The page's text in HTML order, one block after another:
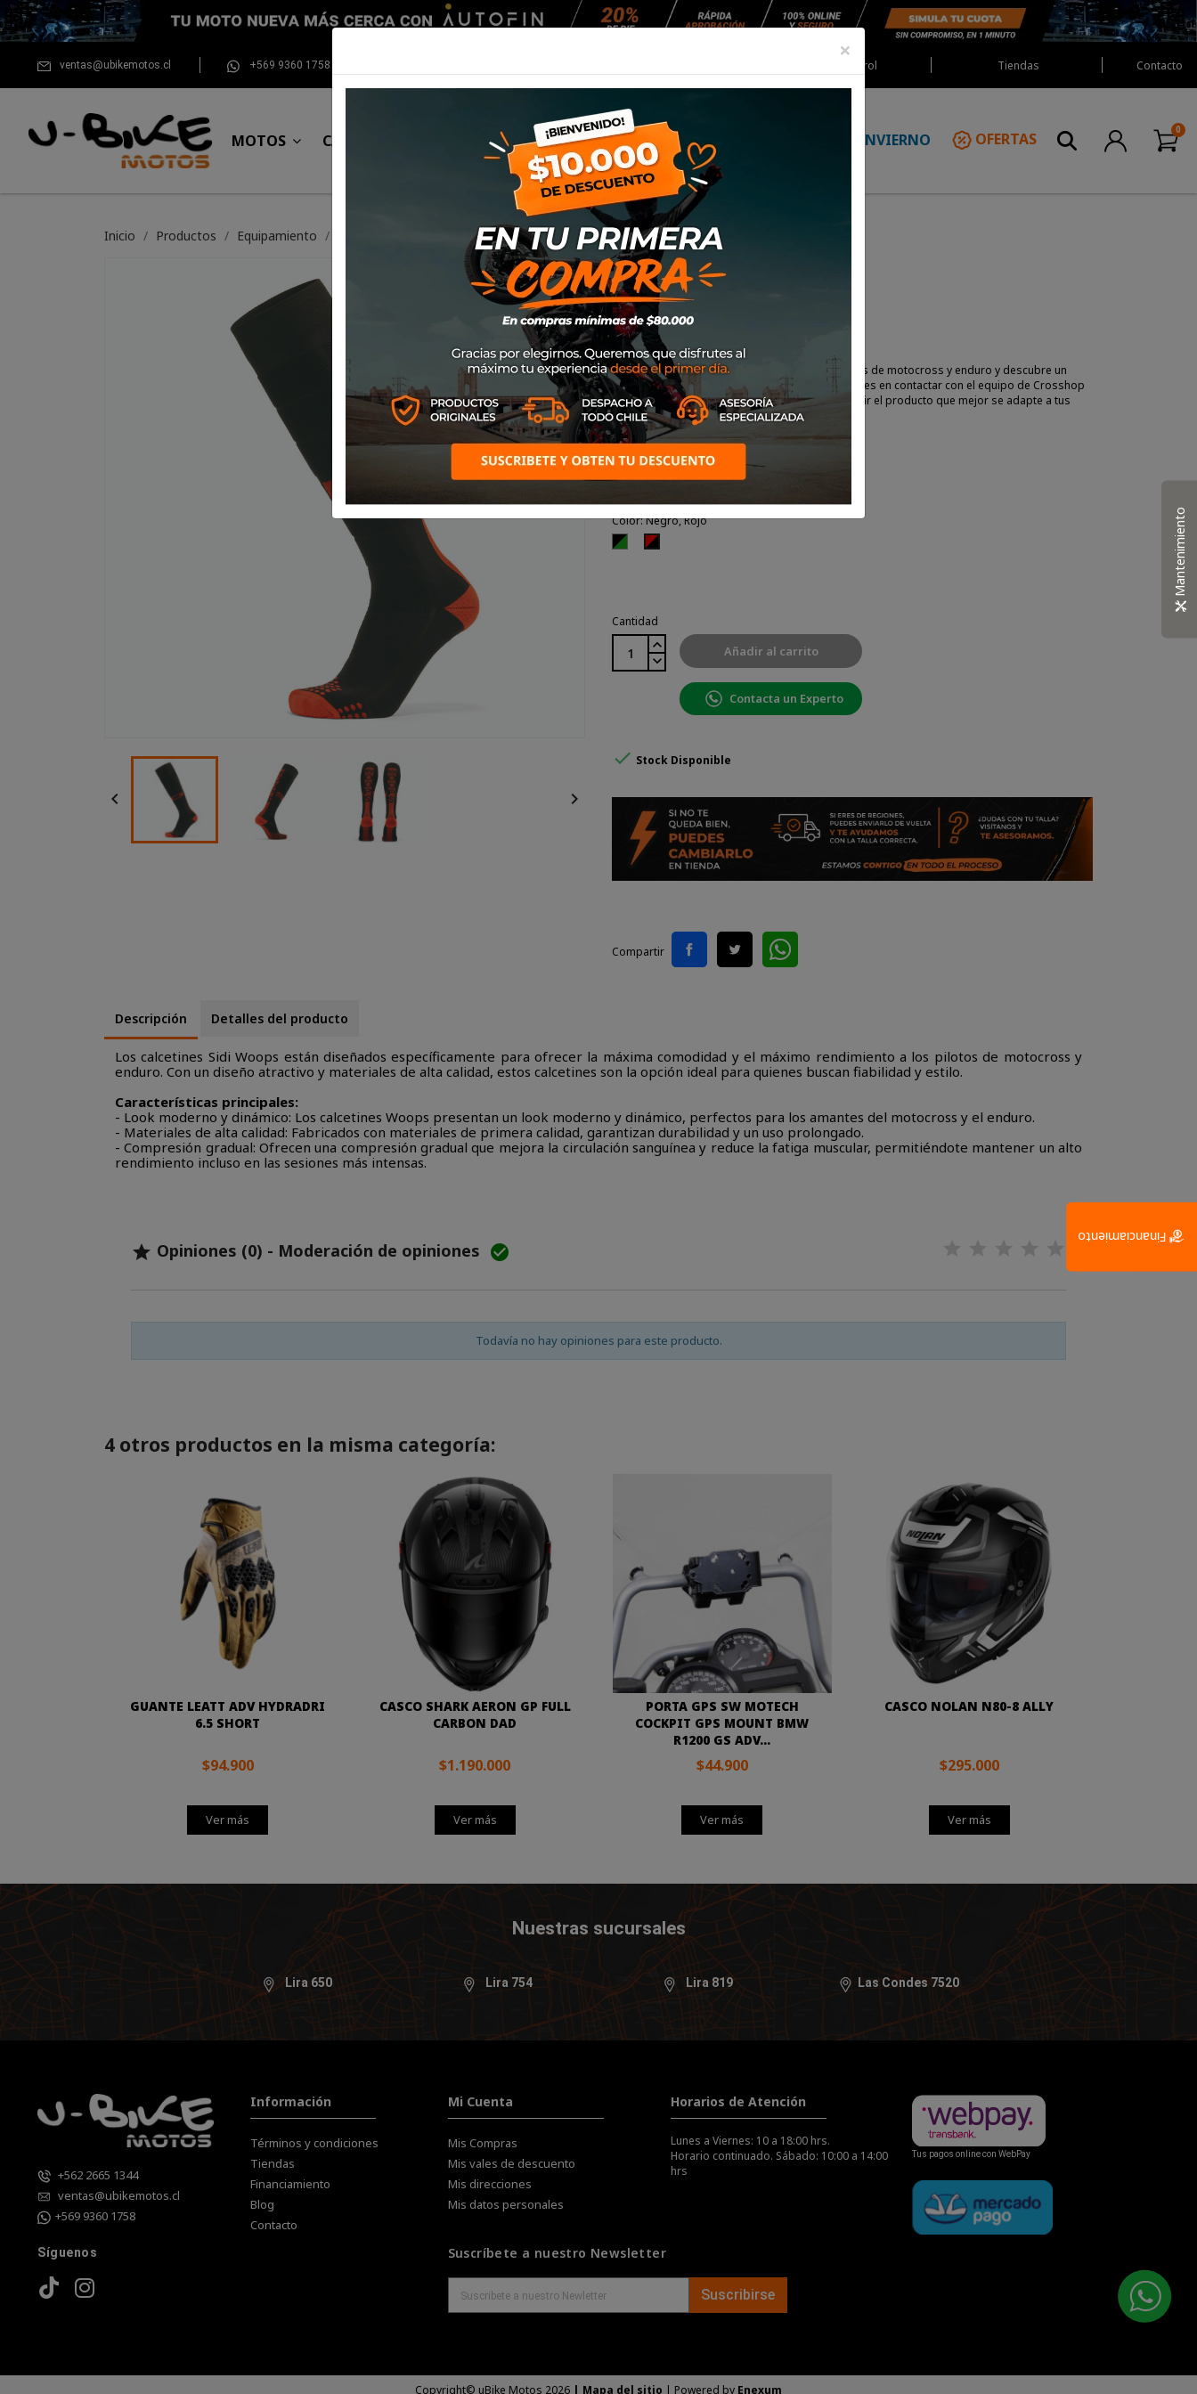
ventas@ubikemotos.cl +569 9360 1758 Red Castrol Tiendas Contacto
MOTOS CASCOS EQUIPAMIENTO NEUMÁTICOS MANTENCIÓN INVIERNO OFERTAS
Inicio Productos Equipamiento
 
Calceta Sidi Woops
SKU8017732599445
$19.900
Elige los calcetines Sidi Woops para tus aventuras de motocross y enduro y descubre un
nuevo nivel de comodidad y rendimiento. No dudes en contactar con el equipo de Crosshop
para obtener más información o ayuda para elegir el producto que mejor se adapte a tus
necesidades
Talla: 37-42
Color: Negro, Rojo
Negro,
Cantidad
Añadir al carrito
Contacta un Experto
 Stock Disponible
Compartir
Descripción Detalles del producto
Los calcetines Sidi Woops están diseñados específicamente para ofrecer la máxima comodidad y el máximo rendimiento a los pilotos de motocross y
enduro. Con un diseño atractivo y materiales de alta calidad, estos calcetines son la opción ideal para quienes buscan fiabilidad y estilo.
Características principales:
- Look moderno y dinámico: Los calcetines Woops presentan un look moderno y dinámico, perfectos para los amantes del motocross y el enduro.
- Materiales de alta calidad: Fabricados con materiales de primera calidad, garantizan durabilidad y un uso prolongado.
- Compresión gradual: Ofrecen una compresión gradual que mejora la circulación sanguínea y reduce la fatiga muscular, permitiéndote mantener un alto
rendimiento incluso en las sesiones más intensas.
 Opiniones (0) - Moderación de opiniones 
Todavía no hay opiniones para este producto.
4 otros productos en la misma categoría:
GUANTE LEATT ADV HYDRADRI
6.5 SHORT
$94.900
Ver más
CASCO SHARK AERON GP FULL
CARBON DAD
$1.190.000
Ver más
PORTA GPS SW MOTECH
COCKPIT GPS MOUNT BMW
R1200 GS ADV...
$44.900
Ver más
CASCO NOLAN N80-8 ALLY
$295.000
Ver más
Nuestras sucursales
Lira 650 Lira 754 Lira 819 Las Condes 7520
+562 2665 1344
ventas@ubikemotos.cl
+569 9360 1758
Síguenos
Información
Términos y condiciones
Tiendas
Financiamiento
Blog
Contacto
Mi Cuenta
Mis Compras
Mis vales de descuento
Mis direcciones
Mis datos personales
Horarios de Atención
Lunes a Viernes: 10 a 18:00 hrs.
Horario continuado. Sábado: 10:00 a 14:00
hrs
Suscríbete a nuestro Newsletter
Suscribirse
Tus pagos online con WebPay
Copyright© uBike Motos 2026 | Mapa del sitio | Powered by Enexum
×
Mantenimiento
Financiamiento